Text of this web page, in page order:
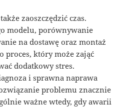
zaoszczędzić czas.
modelu, porównywanie
na dostawę oraz montaż
proces, który może zająć
dodatkowy stres.
i sprawna naprawa
problemu znacznie
ważne wtedy, gdy awarii